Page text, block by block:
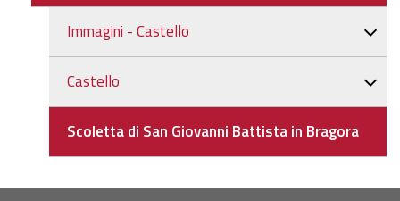
Immagini - Castello
Castello
Scoletta di San Giovanni Battista in Bragora